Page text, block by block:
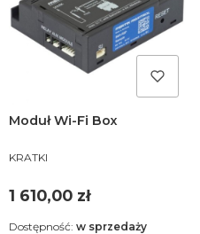
Moduł Wi-Fi Box
PRODUCENT
KRATKI
Cena
1 610,00 zł
Dostępność: w sprzedaży